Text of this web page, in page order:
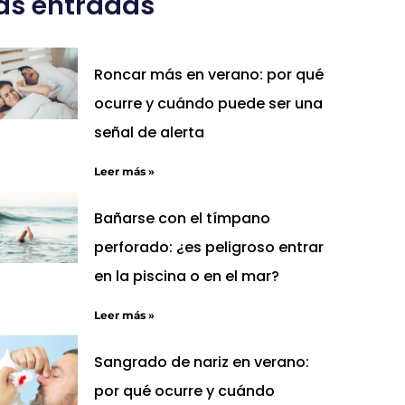
Roncar más en verano: por qué
ocurre y cuándo puede ser una
señal de alerta
Leer más »
Bañarse con el tímpano
perforado: ¿es peligroso entrar
en la piscina o en el mar?
Leer más »
Sangrado de nariz en verano:
por qué ocurre y cuándo